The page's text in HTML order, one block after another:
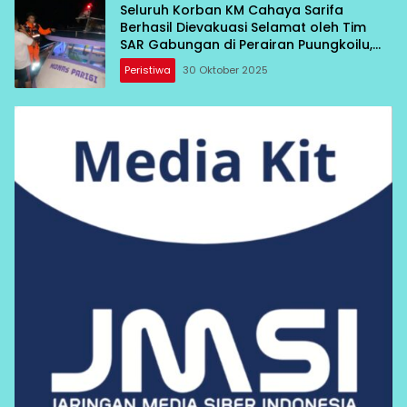
Seluruh Korban KM Cahaya Sarifa
Berhasil Dievakuasi Selamat oleh Tim
SAR Gabungan di Perairan Puungkoilu,
Morowali
Peristiwa 30 Oktober 2025